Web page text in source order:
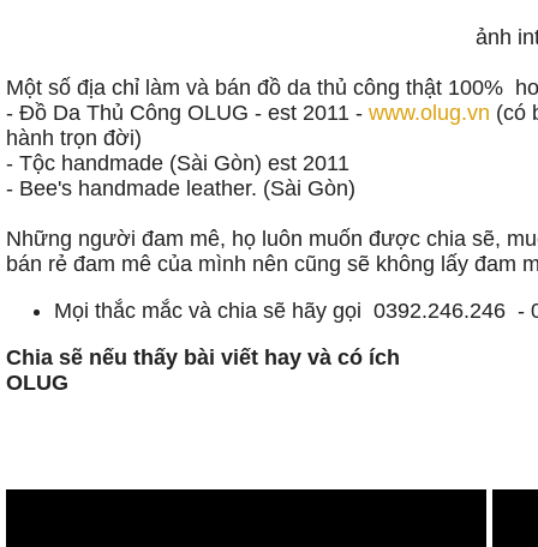
ảnh
Một số địa chỉ làm và bán đồ da thủ công thật 100%
- Đồ Da Thủ Công OLUG - est 2011 - www.olug.vn (có
hành trọn đời)
- Tộc handmade (Sài Gòn) est 2011
- Bee's handmade leather. (Sài Gòn)
Những người đam mê, họ luôn muốn được chia sẽ,
bán rẻ đam mê của mình nên cũng sẽ không lấy đam
Mọi thắc mắc và chia sẽ hãy gọi 0392.246.246 -
Chia sẽ nếu thấy bài viết hay và có ích
OLUG